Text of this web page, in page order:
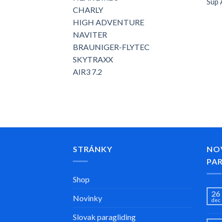
CHARLY
HIGH ADVENTURE
NAVITER
BRAUNIGER-FLYTEC
SKYTRAXX
AIR3 7.2
STRÁNKY
Shop
Novinky
Slovak paragliding
26
dec